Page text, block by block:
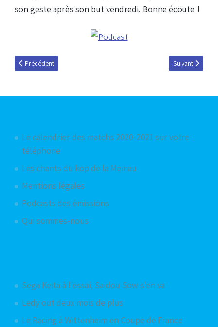
son geste après son but vendredi. Bonne écoute !
Article précédent : Pacho Donzelot, invité du 5 mai 2014
Précédent Article suivant :
Suivant
Le calendrier des matchs 2020-2021 sur votre
téléphone
Les chants du kop de la Meinau
Mentions légales
Podcasts des émissions
Qui sommes-nous
Sega Keita à l'essai, Saidou Sow s'en va
Ledy out deux mois de plus
Le Racing à Wittenheim en Coupe de France